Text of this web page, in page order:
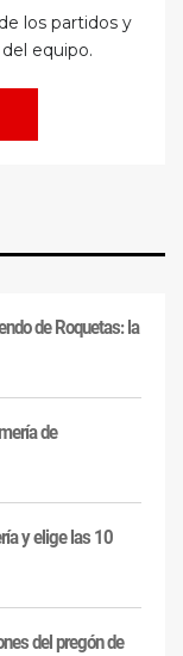
de Roquetas: la
de
y elige las 10
del pregón de